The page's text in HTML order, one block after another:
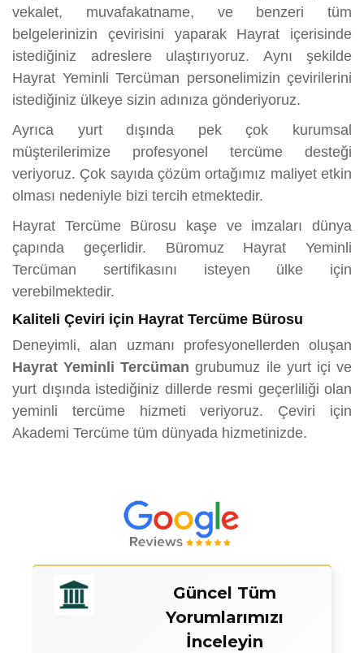
vekalet, muvafakatname, ve benzeri tüm
belgelerinizin çevirisini yaparak Hayrat içerisinde
istediğiniz adreslere ulaştırıyoruz. Aynı şekilde
Hayrat Yeminli Tercüman personelimizin çevirilerini
istediğiniz ülkeye sizin adınıza gönderiyoruz.
Ayrıca yurt dışında pek çok kurumsal
müşterilerimize profesyonel tercüme desteği
veriyoruz. Çok sayıda çözüm ortağımız maliyet etkin
olması nedeniyle bizi tercih etmektedir.
Hayrat Tercüme Bürosu kaşe ve imzaları dünya
çapında geçerlidir. Büromuz Hayrat Yeminli
Tercüman sertifikasını isteyen ülke için
verebilmektedir.
Kaliteli Çeviri için Hayrat Tercüme Bürosu
Deneyimli, alan uzmanı profesyonellerden oluşan
Hayrat Yeminli Tercüman grubumuz ile yurt içi ve
yurt dışında istediğiniz dillerde resmi geçerliliği olan
yeminli tercüme hizmeti veriyoruz. Çeviri için
Akademi Tercüme tüm dünyada hizmetinizde.
Güncel Tüm
Yorumlarımızı
İnceleyin